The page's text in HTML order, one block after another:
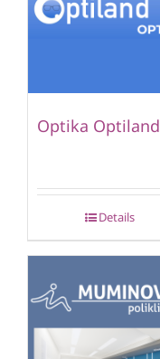
Optika Optiland
Details